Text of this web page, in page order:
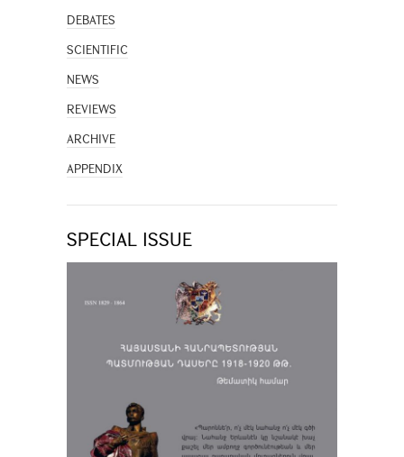
DEBATES
SCIENTIFIC
NEWS
REVIEWS
ARCHIVE
APPENDIX
SPECIAL ISSUE